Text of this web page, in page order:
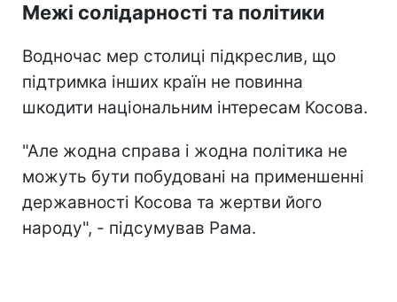
Межі солідарності та політики
Водночас мер столиці підкреслив, що
підтримка інших країн не повинна
шкодити національним інтересам Косова.
"Але жодна справа і жодна політика не
можуть бути побудовані на применшенні
державності Косова та жертви його
народу", - підсумував Рама.